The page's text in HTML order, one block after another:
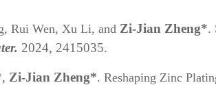
Rui Wen, Xu Li, and Zi-Jian Zheng*.
2024, 2415035.
Zi-Jian Zheng*. Reshaping Zinc